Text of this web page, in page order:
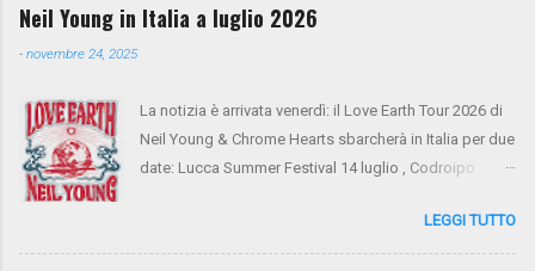
Neil Young in Italia a luglio 2026
- novembre 24, 2025
La notizia è arrivata venerdì: il Love Earth Tour 2026 di
Neil Young & Chrome Hearts sbarcherà in Italia per due
date: Lucca Summer Festival 14 luglio , Codroipo
dopo 10 anni dall'ultima apparizione nel nostro
paese. Sul palco saliranno anche Spooner Oldham
LEGGI TUTTO